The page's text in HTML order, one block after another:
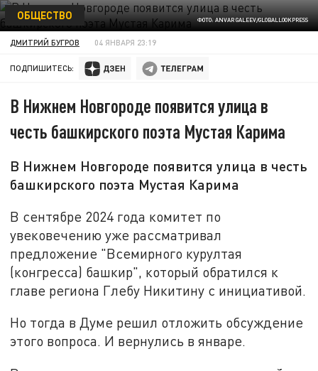
ФОТО: ANVAR GALEEV/GLOBALLOOKPRESS
ОБЩЕСТВО
ДМИТРИЙ БУГРОВ 04 ЯНВАРЯ 23:19
ПОДПИШИТЕСЬ:
В Нижнем Новгороде появится улица в
честь башкирского поэта Мустая Карима
В Нижнем Новгороде появится улица в честь
башкирского поэта Мустая Карима
В сентябре 2024 года комитет по
увековечению уже рассматривал
предложение "Всемирного курултая
(конгресса) башкир", который обратился к
главе региона Глебу Никитину с инициативой.
Но тогда в Думе решил отложить обсуждение
этого вопроса. И вернулись в январе.